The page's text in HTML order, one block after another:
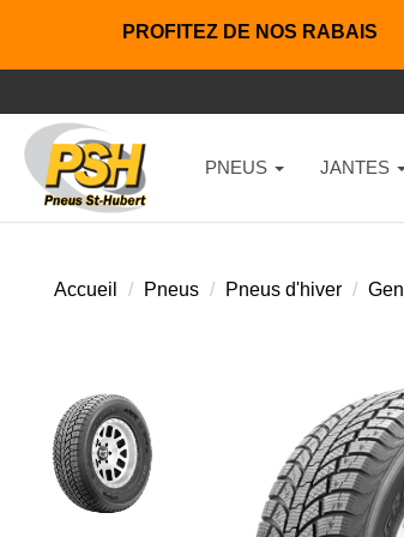
PROFITEZ DE NOS RABAIS
PNEUS JANTES
Accueil Pneus Pneus d'hiver